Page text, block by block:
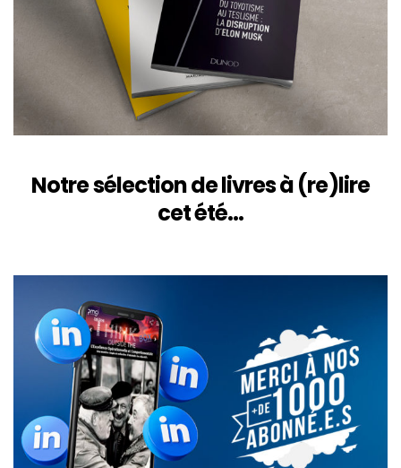
Notre sélection de livres à (re)lire
cet été…